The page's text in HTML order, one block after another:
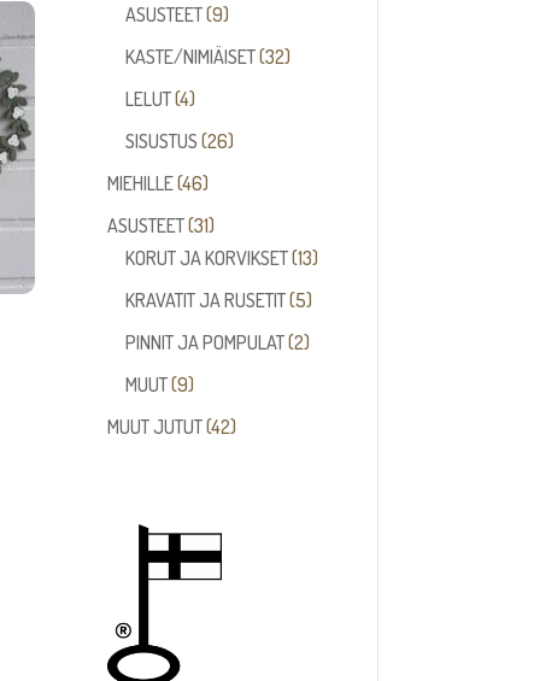
tuotetta
ASUSTEET 99
tuotetta
KASTE/NIMIÄISET 3232
LELUT 44
tuotetta
SISUSTUS 2626
MIEHILLE 4646
tuotetta
ASUSTEET 3131
tuotetta
KORUT JA KORVIKSET 1313
KRAVATIT JA RUSETIT 55
tuotetta
PINNIT JA POMPULAT 22
MUUT 99
tuotetta
MUUT JUTUT 4242